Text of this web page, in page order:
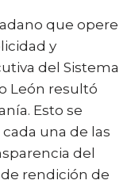
que opere
y
del Sistema
León resultó
Esto se
una de las
del
rendición de